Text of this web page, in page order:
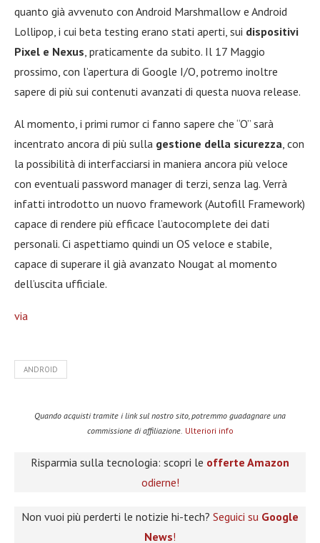
quanto già avvenuto con Android Marshmallow e Android
Lollipop, i cui beta testing erano stati aperti, sui dispositivi
Pixel e Nexus, praticamente da subito. Il 17 Maggio
prossimo, con l’apertura di Google I/O, potremo inoltre
sapere di più sui contenuti avanzati di questa nuova release.
Al momento, i primi rumor ci fanno sapere che “O” sarà
incentrato ancora di più sulla gestione della sicurezza, con
la possibilità di interfacciarsi in maniera ancora più veloce
con eventuali password manager di terzi, senza lag. Verrà
infatti introdotto un nuovo framework (Autofill Framework)
capace di rendere più efficace l’autocomplete dei dati
personali. Ci aspettiamo quindi un OS veloce e stabile,
capace di superare il già avanzato Nougat al momento
dell’uscita ufficiale.
via
ANDROID
Quando acquisti tramite i link sul nostro sito, potremmo guadagnare una
commissione di affiliazione. Ulteriori info
Risparmia sulla tecnologia: scopri le offerte Amazon
odierne!
Non vuoi più perderti le notizie hi-tech? Seguici su Google
News!